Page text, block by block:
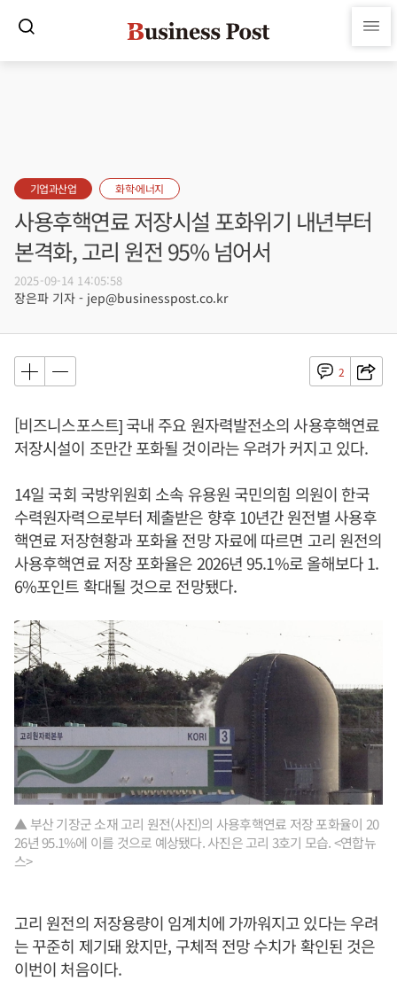
기업과산업 화학·에너지
사용후핵연료 저장시설 포화위기 내년부터
본격화, 고리 원전 95% 넘어서
2025-09-14 14:05:58
장은파 기자 - jep@businesspost.co.kr
2
[비즈니스포스트] 국내 주요 원자력발전소의 사용후핵연료
저장시설이 조만간 포화될 것이라는 우려가 커지고 있다.
14일 국회 국방위원회 소속 유용원 국민의힘 의원이 한국
수력원자력으로부터 제출받은 향후 10년간 원전별 사용후
핵연료 저장현황과 포화율 전망 자료에 따르면 고리 원전의
사용후핵연료 저장 포화율은 2026년 95.1%로 올해보다 1.
6%포인트 확대될 것으로 전망됐다.
▲ 부산 기장군 소재 고리 원전(사진)의 사용후핵연료 저장 포화율이 20
26년 95.1%에 이를 것으로 예상됐다. 사진은 고리 3호기 모습. <연합뉴
스>
고리 원전의 저장용량이 임계치에 가까워지고 있다는 우려
는 꾸준히 제기돼 왔지만, 구체적 전망 수치가 확인된 것은
이번이 처음이다.